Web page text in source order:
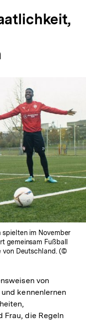
spielten im November
gemeinsam Fußball
von Deutschland. (©
von
kennenlernen
Frau, die Regeln